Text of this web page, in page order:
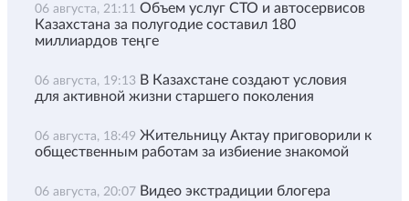
06 августа, 21:11 Объем услуг СТО и автосервисов
Казахстана за полугодие составил 180
миллиардов теңге
06 августа, 19:13 В Казахстане создают условия
для активной жизни старшего поколения
06 августа, 18:49 Жительницу Актау приговорили к
общественным работам за избиение знакомой
06 августа, 20:07 Видео экстрадиции блогера